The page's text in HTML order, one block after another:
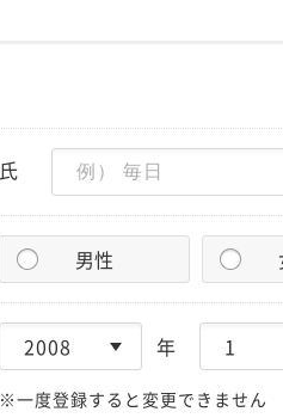
氏
男性
年
※一度登録すると変更できません